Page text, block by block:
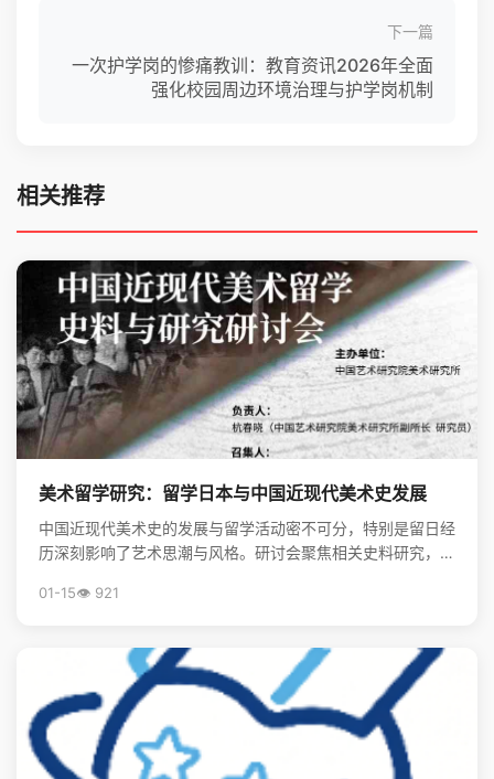
下一篇
一次护学岗的惨痛教训：教育资讯2026年全面
强化校园周边环境治理与护学岗机制
相关推荐
美术留学研究：留学日本与中国近现代美术史发展
中国近现代美术史的发展与留学活动密不可分，特别是留日经
历深刻影响了艺术思潮与风格。研讨会聚焦相关史料研究，揭
01-15👁️ 921